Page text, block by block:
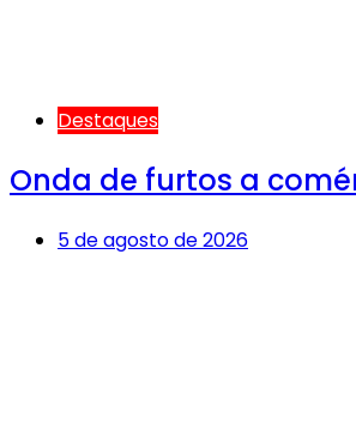
Destaques
Onda de furtos a
5 de agosto de 2026